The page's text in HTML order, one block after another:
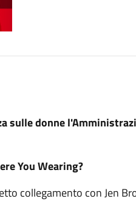
sulle donne
You Wearing?
collegamento con Jen